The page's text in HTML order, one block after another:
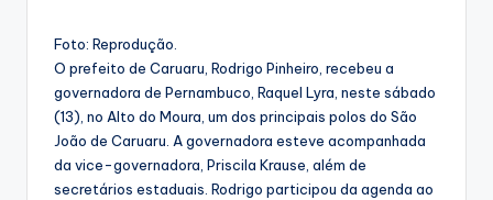
Foto: Reprodução.
O prefeito de Caruaru, Rodrigo Pinheiro, recebeu a
governadora de Pernambuco, Raquel Lyra, neste sábado
(13), no Alto do Moura, um dos principais polos do São
João de Caruaru. A governadora esteve acompanhada
da vice-governadora, Priscila Krause, além de
secretários estaduais. Rodrigo participou da agenda ao